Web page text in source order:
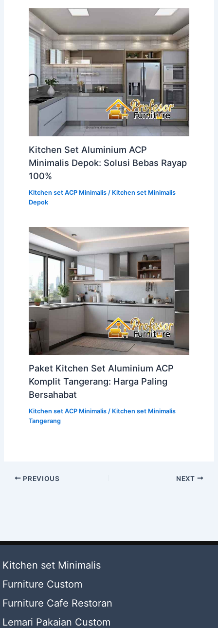
Kitchen Set Aluminium ACP
Minimalis Depok: Solusi Bebas Rayap
100%
Kitchen set ACP Minimalis/ Kitchen set Minimalis
Depok
Paket Kitchen Set Aluminium ACP
Komplit Tangerang: Harga Paling
Bersahabat
Kitchen set ACP Minimalis/ Kitchen set Minimalis
Tangerang
PREVIOUS NEXT
Kitchen set Minimalis
Furniture Custom
Furniture Cafe Restoran
Lemari Pakaian Custom